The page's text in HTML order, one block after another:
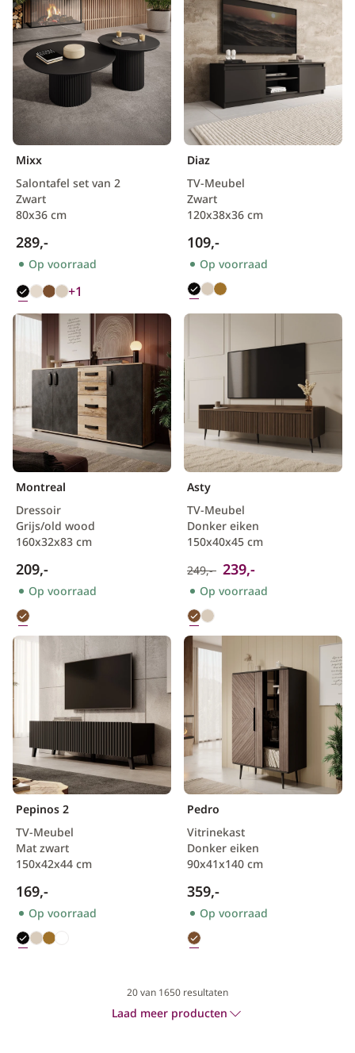
Mixx
Salontafel set van 2
Zwart
80x36 cm
289,-
Op voorraad
+1
Diaz
TV-Meubel
Zwart
120x38x36 cm
109,-
Op voorraad
Montreal
Dressoir
Grijs/old wood
160x32x83 cm
209,-
Op voorraad
Asty
TV-Meubel
Donker eiken
150x40x45 cm
249,- 239,-
Op voorraad
Pepinos 2
TV-Meubel
Mat zwart
150x42x44 cm
169,-
Op voorraad
Pedro
Vitrinekast
Donker eiken
90x41x140 cm
359,-
Op voorraad
20van 1650 resultaten
Laad meer producten